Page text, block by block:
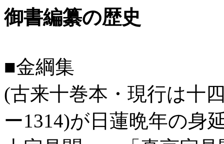
御書編纂の歴史
■金綱集
(古来十巻本・現行は十
ー1314)が日蓮晩年の身